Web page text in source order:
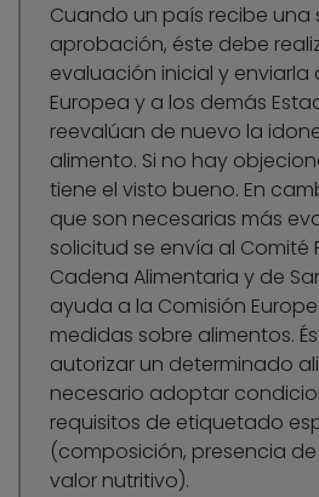
Cuando un país recibe una
aprobación, éste debe
evaluación inicial y enviarla
Europea y a los demás
reevalúan de nuevo la
alimento. Si no hay
tiene el visto bueno. En
que son necesarias más
solicitud se envía al Comité
Cadena Alimentaria y de
ayuda a la Comisión
medidas sobre alimentos.
autorizar un determinado
necesario adoptar
requisitos de etiquetado
(composición, presencia
valor nutritivo).